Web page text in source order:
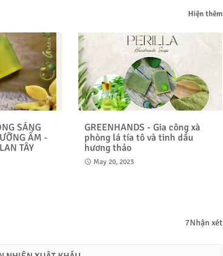
Hiện thêm
SÁNG
ẨM -
TÂY
GREENHANDS - Gia công xà
phòng lá tía tô và tinh dầu
hương thảo
May 20, 2023
7Nhận xét